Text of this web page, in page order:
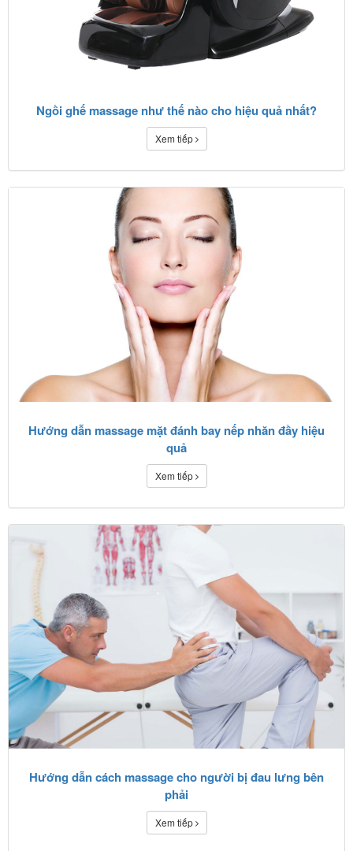
Ngồi ghế massage như thế nào cho hiệu quả nhất?
Xem tiếp
Hướng dẫn massage mặt đánh bay nếp nhăn đầy hiệu
quả
Xem tiếp
Hướng dẫn cách massage cho người bị đau lưng bên
phải
Xem tiếp